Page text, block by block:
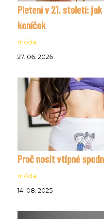
Pletení v 21. století:
koníček
móda
27. 06. 2026
Proč nosit vtipné
móda
14. 08. 2025